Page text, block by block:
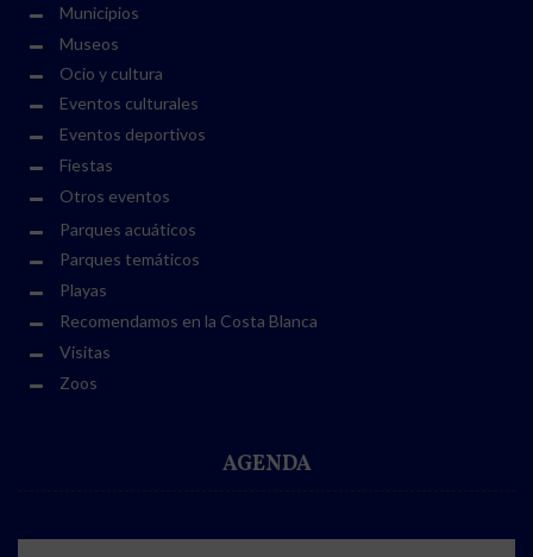
Municipios
Museos
Ocio y cultura
Eventos culturales
Eventos deportivos
Fiestas
Otros eventos
Parques acuáticos
Parques temáticos
Playas
Recomendamos en la Costa Blanca
Visitas
Zoos
AGENDA